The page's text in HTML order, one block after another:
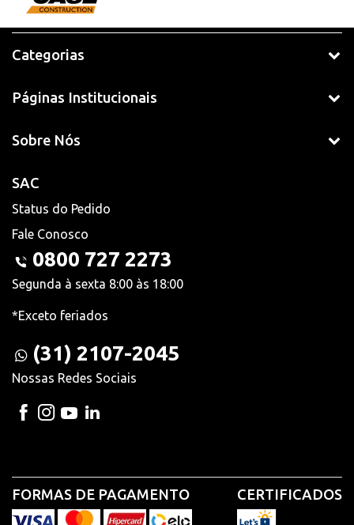
Categorias
Páginas Institucionais
Sobre Nós
SAC
Status do Pedido
Fale Conosco
0800 727 2273
Segunda à sexta 8:00 às 18:00
*Exceto feriados
(31) 2107-2045
Nossas Redes Sociais
FORMAS DE PAGAMENTO CERTIFICADOS